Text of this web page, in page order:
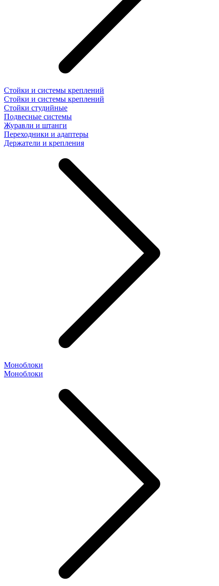
Стойки и системы креплений
Стойки и системы креплений
Стойки студийные
Подвесные системы
Журавли и штанги
Переходники и адаптеры
Держатели и крепления
Моноблоки
Моноблоки